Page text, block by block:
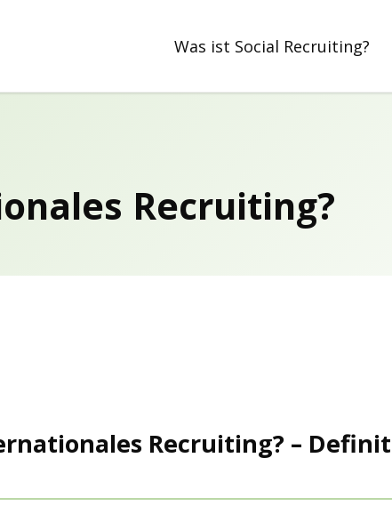
Was ist Social Recruiting?
Recruiting?
Recruiting? –